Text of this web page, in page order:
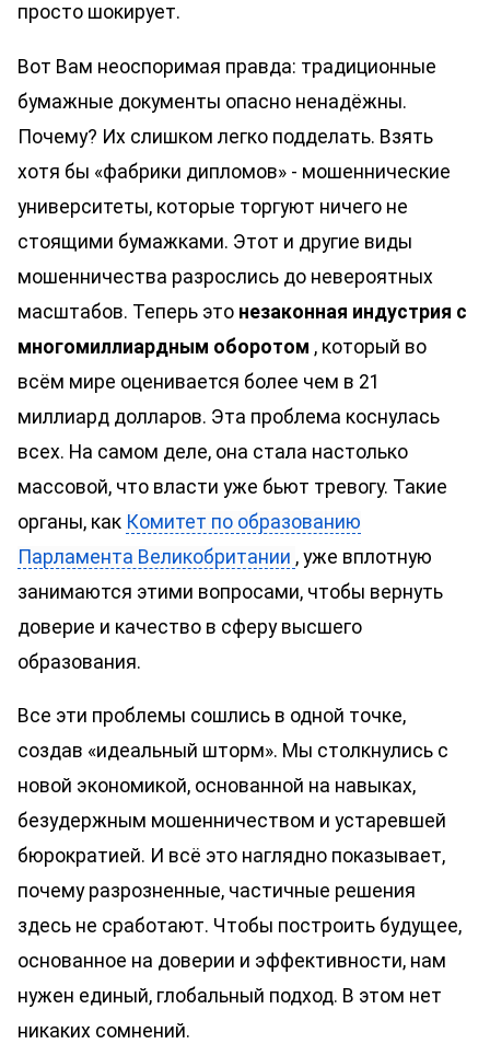
просто шокирует.
Вот Вам неоспоримая правда: традиционные
бумажные документы опасно ненадёжны.
Почему? Их слишком легко подделать. Взять
хотя бы «фабрики дипломов» - мошеннические
университеты, которые торгуют ничего не
стоящими бумажками. Этот и другие виды
мошенничества разрослись до невероятных
масштабов. Теперь это незаконная индустрия с
многомиллиардным оборотом , который во
всём мире оценивается более чем в 21
миллиард долларов. Эта проблема коснулась
всех. На самом деле, она стала настолько
массовой, что власти уже бьют тревогу. Такие
органы, как Комитет по образованию
Парламента Великобритании , уже вплотную
занимаются этими вопросами, чтобы вернуть
доверие и качество в сферу высшего
образования.
Все эти проблемы сошлись в одной точке,
создав «идеальный шторм». Мы столкнулись с
новой экономикой, основанной на навыках,
безудержным мошенничеством и устаревшей
бюрократией. И всё это наглядно показывает,
почему разрозненные, частичные решения
здесь не сработают. Чтобы построить будущее,
основанное на доверии и эффективности, нам
нужен единый, глобальный подход. В этом нет
никаких сомнений.